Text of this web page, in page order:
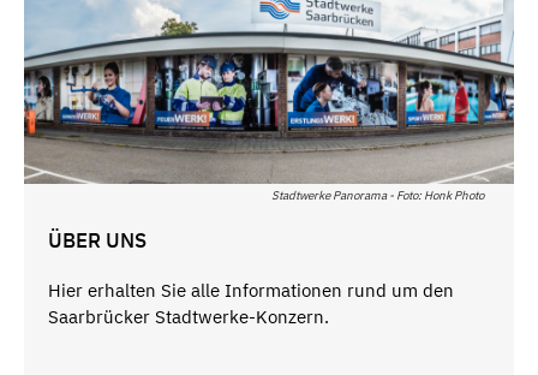
Stadtwerke Panorama - Foto: Honk Photo
ÜBER UNS
Hier erhalten Sie alle Informationen rund um den
Saarbrücker Stadtwerke-Konzern.